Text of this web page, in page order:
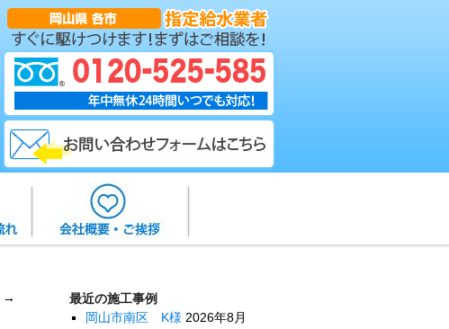
→ 最近の施工事例
岡山市南区 K様 2026年8月